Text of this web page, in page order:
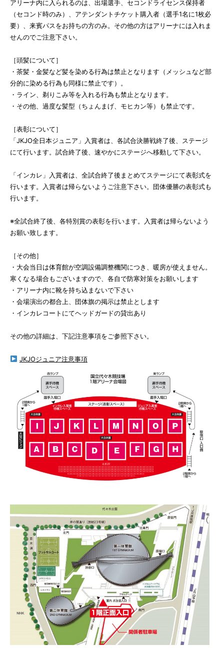
アリーナ内に入られるのは、出場選手、セコンドライセンス保持者
（セコンド時のみ）、アテンダントチケット購入者（選手1名に1枚必
要）、来賓パスをお持ちの方のみ。その他の方はアリーナには入れま
せんのでご注意下さい。
［頭髪について］
・茶髪・金髪など髪を染める行為は禁止となります（メッシュなど部
分的に染める行為も同様に禁止です）。
・ライン、剃りこみ等を入れる行為も禁止となります。
・その他、過度な髪型（ちょんまげ、モヒカン等）も禁止です。
［表彰について］
「JKJO全日本ジュニア」入賞者は、各試合決勝戦終了後、ステージ
にて行います。試合終了後、速やかにステージへ移動して下さい。
「インカレ」入賞者は、全試合終了後まとめてステージにて表彰式を
行います。入賞者は帰らないようご注意下さい。団体優勝の表彰式も
行います。
※全試合終了後、各特別賞の表彰を行います。入賞者は帰らないよう
お願い致します。
［その他］
・大会当日は体育館が空調設備調整機関につき、暖房が使えません。
寒くなる場合もございますので、各自で防寒対策をお願いします
・アリーナ内に靴を持ち込まないで下さい
・会場演出の都合上、団体旗の掲示は禁止とします
・インカレコートにてヘッドガードの貸出あり
その他の詳細は、下記注意事項をご参照下さい。
JKJOジュニア注意事項